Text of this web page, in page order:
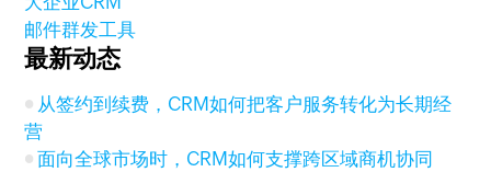
邮件群发工具
最新动态
从签约到续费，CRM如何把客户服务转化为长期经
营
面向全球市场时，CRM如何支撑跨区域商机协同